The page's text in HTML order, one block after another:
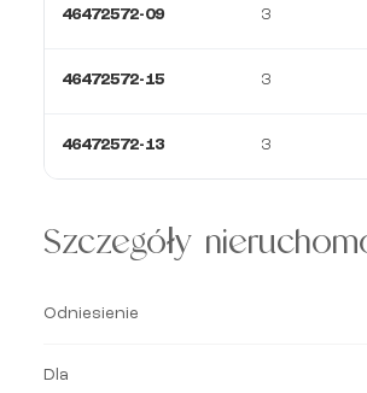
46472572-09 3
46472572-15 3
46472572-13 3
Szczegóły
Odniesienie
Dla